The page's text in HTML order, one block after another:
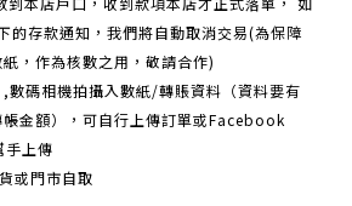
的存款通知，我們將自動取消交易(為保障
，作為核數之用，敬請合作)
,數碼相機拍攝入數紙/轉賬資料（資料要有
金額），可自行上傳訂單或Facebook
上傳
或門市自取